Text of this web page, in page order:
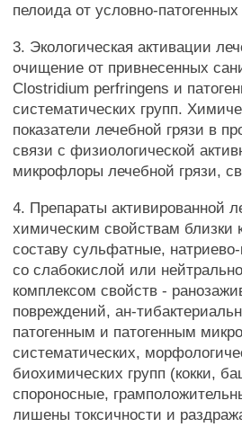
пелоида от условно-
3. Экологическая активации
очищение от привнесенных
Clostridium perfringens и
систематических групп.
показатели лечебной грязи в
связи с физиологической
микрофлоры лечебной грязи,
4. Препараты активированной
химическим свойствам близки
составу сульфатные,
со слабокислой или
комплексом свойств -
повреждений, ан-
патогенным и патогенным
систематических,
биохимических групп (кокки,
спороносные,
лишены токсичности и